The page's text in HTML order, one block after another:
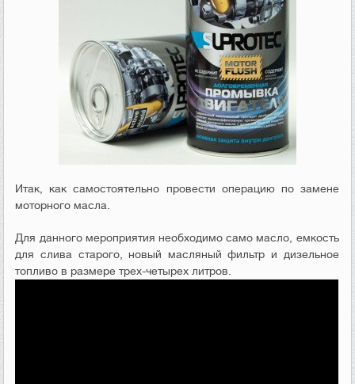
Итак, как самостоятельно провести операцию по замене
моторного масла.
Для данного мероприятия необходимо само масло, емкость
для слива старого, новый масляный фильтр и дизельное
топливо в размере трех-четырех литров.